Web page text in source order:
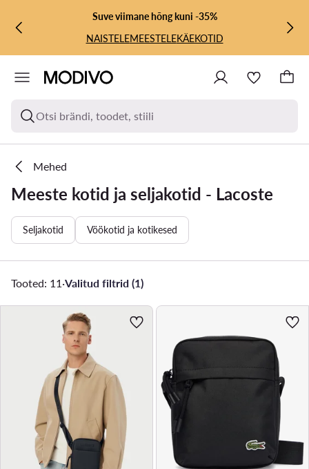
LIIGU PÕHISISU JUURDE
MINE OTSINGUSSESuve viimane hõng kuni -35%
NAISTELEMEESTELEKÄEKOTID
Otsi brändi, toodet, stiili
Mehed
Meeste kotid ja seljakotid - Lacoste
Seljakotid Vöökotid ja kotikesed
Tooted: 11 ·Valitud filtrid (1)